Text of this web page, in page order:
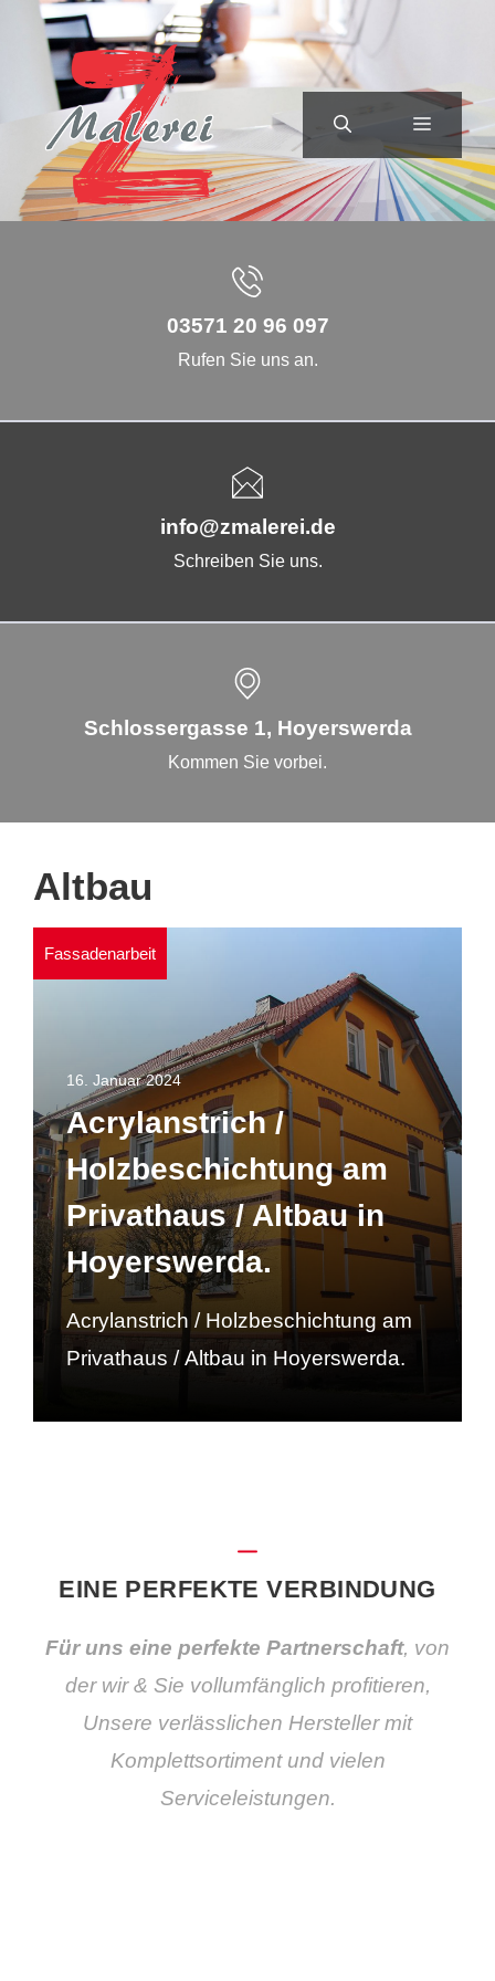
Zum
Inhalt
springen
MENÜ
03571 20 96 097
Rufen Sie uns an.
info@zmalerei.de
Schreiben Sie uns.
Schlossergasse 1, Hoyerswerda
Kommen Sie vorbei.
Altbau
Fassadenarbeit
16. Januar 2024
Acrylanstrich /
Holzbeschichtung am
Privathaus / Altbau in
Hoyerswerda.
Acrylanstrich / Holzbeschichtung am
Privathaus / Altbau in Hoyerswerda.
EINE PERFEKTE VERBINDUNG
Für uns eine perfekte Partnerschaft, von
der wir & Sie vollumfänglich profitieren,
Unsere verlässlichen Hersteller mit
Komplettsortiment und vielen
Serviceleistungen.